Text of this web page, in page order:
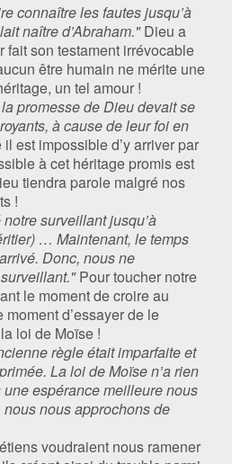
connaître les fautes jusqu’à
naître d’Abraham."Dieu a
fait son testament irrévocable
être humain ne mérite une
un tel amour !
promesse de Dieu devait se
à cause de leur foi en
est impossible d’y arriver par
à cet héritage promis est
tiendra parole malgré nos
!
surveillant jusqu’à
… Maintenant, le temps
Donc, nous ne
Pour toucher notre
le moment de croire au
moment d’essayer de le
loi de Moïse !
règle était imparfaite et
La loi de Moïse n’a rien
espérance meilleure nous
nous approchons de
voudraient nous ramener